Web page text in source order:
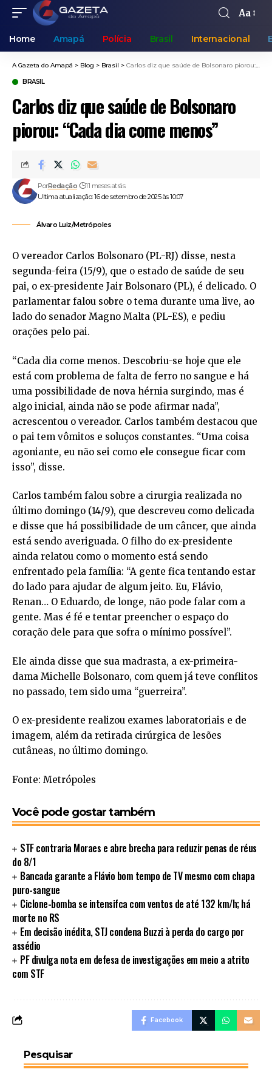
Aa
Home Amapá Polícia Brasil Internacional
A Gazeta do Amapá > Blog > Brasil > Carlos diz que saúde de Bolsonaro piorou: “Cada dia come menos”
BRASIL
Carlos diz que saúde de Bolsonaro
piorou: “Cada dia come menos”
Ultima atualização: 16 de setembro de 2025 às 10:07
PorRedação 11 meses atrás
Álvaro Luiz/Metrópoles
O vereador Carlos Bolsonaro (PL-RJ) disse, nesta
segunda-feira (15/9), que o estado de saúde de seu
pai, o ex-presidente Jair Bolsonaro (PL), é delicado. O
parlamentar falou sobre o tema durante uma live, ao
lado do senador Magno Malta (PL-ES), e pediu
orações pelo pai.
“Cada dia come menos. Descobriu-se hoje que ele
está com problema de falta de ferro no sangue e há
uma possibilidade de nova hérnia surgindo, mas é
algo inicial, ainda não se pode afirmar nada”,
acrescentou o vereador. Carlos também destacou que
o pai tem vômitos e soluços constantes. “Uma coisa
agoniante, eu não sei como ele consegue ficar com
isso”, disse.
Carlos também falou sobre a cirurgia realizada no
último domingo (14/9), que descreveu como delicada
e disse que há possibilidade de um câncer, que ainda
está sendo averiguada. O filho do ex-presidente
ainda relatou como o momento está sendo
enfrentado pela família: “A gente fica tentando estar
do lado para ajudar de algum jeito. Eu, Flávio,
Renan… O Eduardo, de longe, não pode falar com a
gente. Mas é fé e tentar preencher o espaço do
coração dele para que sofra o mínimo possível”.
Ele ainda disse que sua madrasta, a ex-primeira-
dama Michelle Bolsonaro, com quem já teve conflitos
no passado, tem sido uma “guerreira”.
O ex-presidente realizou exames laboratoriais e de
imagem, além da retirada cirúrgica de lesões
cutâneas, no último domingo.
Fonte: Metrópoles
Você pode gostar também
STF contraria Moraes e abre brecha para reduzir penas de réus
do 8/1
Bancada garante a Flávio bom tempo de TV mesmo com chapa
puro-sangue
Ciclone-bomba se intensifca com ventos de até 132 km/h; há
morte no RS
Em decisão inédita, STJ condena Buzzi à perda do cargo por
assédio
PF divulga nota em defesa de investigações em meio a atrito
com STF
Facebook
Pesquisar